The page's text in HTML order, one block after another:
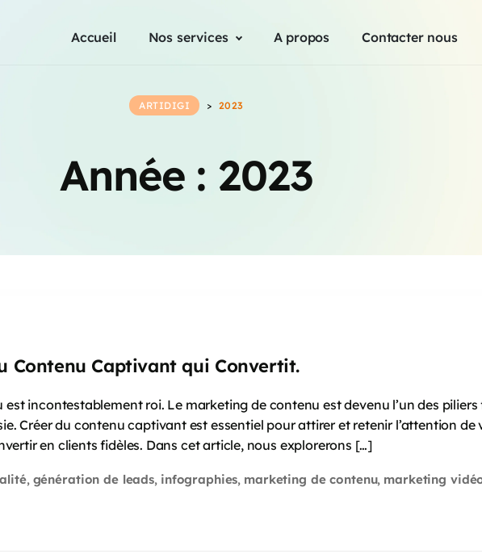
Accueil Nos services A propos Contacter nous
Année : 2023
ARTIDIGI > 2023
Contenu Captivant qui Convertit.
est incontestablement roi. Le marketing de contenu est devenu l’un des
Créer du contenu captivant est essentiel pour attirer et retenir l’attention de
en clients fidèles. Dans cet article, nous explorerons […]
, génération de leads, infographies, marketing de contenu, marketing